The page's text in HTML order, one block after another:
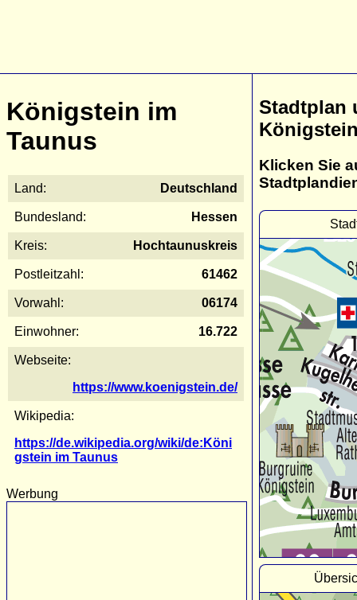
Königstein im
Taunus
Land: Deutschland
Bundesland: Hessen
Kreis: Hochtaunuskreis
Postleitzahl: 61462
Vorwahl: 06174
Einwohner: 16.722
Webseite:
https://www.koenigstein.de/
Wikipedia:
https://de.wikipedia.org/wiki/de:Köni
gstein im Taunus
Werbung
Stadtplan
Klicken Sie